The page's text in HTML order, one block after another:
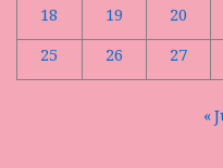
18
19 20
25
26 27
«